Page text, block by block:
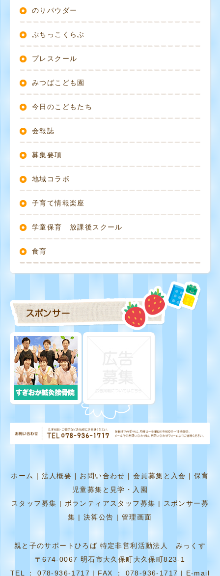
のりパウダー
ぷちっこくらぶ
プレスクール
みつばこども園
今日のこどもたち
会報誌
募集要項
地域コラボ
子育て情報楽座
学童保育 放課後スクール
食育
ホーム|法人概要| お問い合わせ|会員募集と入会|保育
児童募集と見学・入園
スタッフ募集 |ボランティアスタッフ募集| スポンサー募
集 |決算公告 |管理画面
親と子のサポートひろば 特定非営利活動法人 みっくす
〒674-0067 明石市大久保町大久保町823-1
TEL ： 078-936-1717 | FAX ： 078-936-1717 | E-mail